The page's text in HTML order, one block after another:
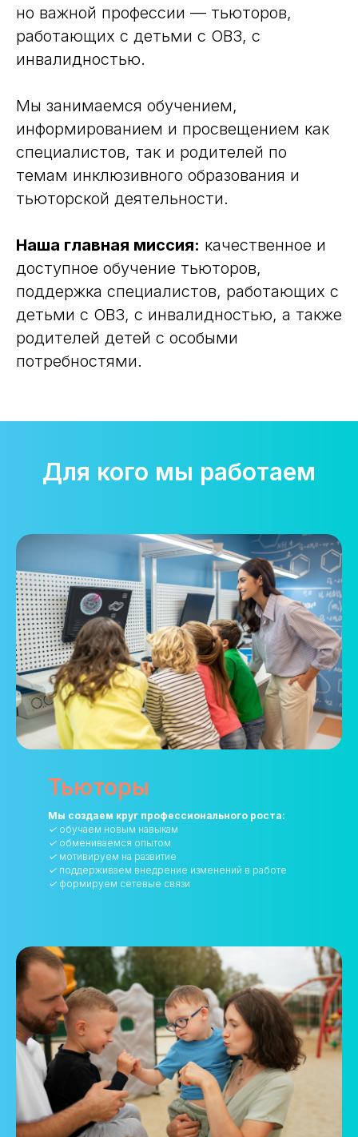
но важной профессии — тьюторов,
работающих с детьми с ОВЗ, с
инвалидностью.
Мы занимаемся обучением,
информированием и просвещением как
специалистов, так и родителей по
темам инклюзивного образования и
тьюторской деятельности.
Наша главная миссия: качественное и
доступное обучение тьюторов,
поддержка специалистов, работающих с
детьми с ОВЗ, с инвалидностью, а также
родителей детей с особыми
потребностями.
Для кого мы работаем
Тьюторы
Мы создаем круг профессионального роста:
✓ обучаем новым навыкам
✓ обмениваемся опытом
✓ мотивируем на развитие
✓ поддерживаем внедрение изменений в работе
✓ формируем сетевые связи